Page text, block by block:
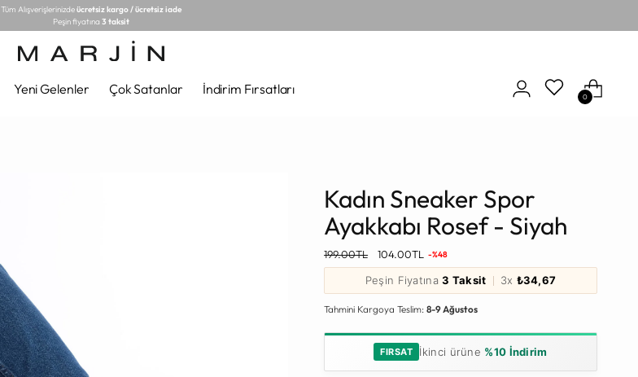
Tüm Alışverişlerinizdeücretsiz kargo / ücretsiz iade
Peşin fiyatına 3 taksit
Yeni Gelenler Çok Satanlar İndirim Fırsatları 0
Kadın Sneaker Spor
Ayakkabı Rosef - Siyah
Normal
Fiyat
199.00TL 104.00TL -%48
Peşin Fiyatına3 Taksit 3x ₺34,67
Tahmini Kargoya Teslim:8-9 Ağustos
FIRSAT İkinci ürüne %10 İndirim